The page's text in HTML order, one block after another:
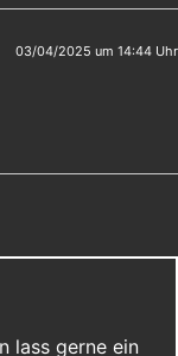
03/04/2025 um 14:44 Uhr
lass gerne ein